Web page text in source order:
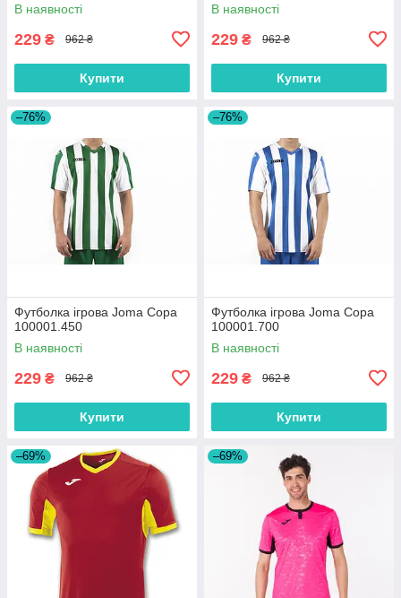
В наявності
229 ₴ 962 ₴
Купити
В наявності
229 ₴ 962 ₴
Купити
–76%
Футболка ігрова Joma Copa
100001.450
В наявності
229 ₴ 962 ₴
Купити
–76%
Футболка ігрова Joma Copa
100001.700
В наявності
229 ₴ 962 ₴
Купити
–69% –69%